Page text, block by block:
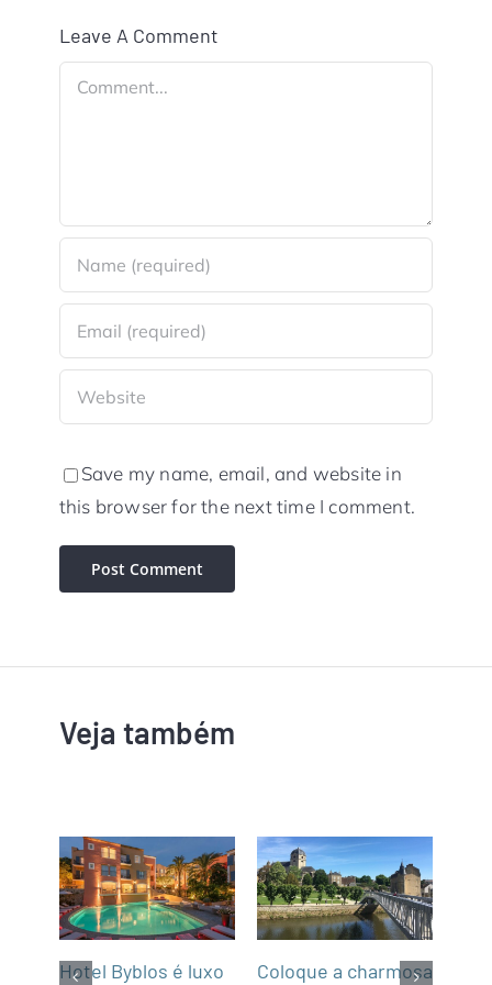
Leave A Comment
Comment
Save my name, email, and website in
this browser for the next time I comment.
Veja também
Hotel Byblos é luxo
Coloque a charmosa